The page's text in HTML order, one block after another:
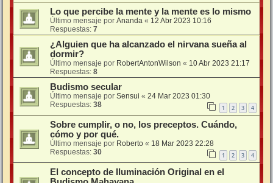
Lo que percibe la mente y la mente es lo mismo
Último mensaje por Ananda « 12 Abr 2023 10:16
Respuestas: 7
¿Alguien que ha alcanzado el nirvana sueña al
dormir?
Último mensaje por RobertAntonWilson « 10 Abr 2023 21:17
Respuestas: 8
Budismo secular
Último mensaje por Sensui « 24 Mar 2023 01:30
Respuestas: 38 1 2 3 4
Sobre cumplir, o no, los preceptos. Cuándo,
cómo y por qué.
Último mensaje por Roberto « 18 Mar 2023 22:28
Respuestas: 30 1 2 3 4
El concepto de Iluminación Original en el